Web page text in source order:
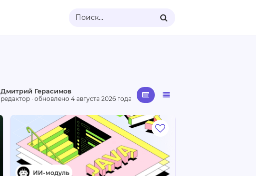
Поиск...
Дмитрий Герасимов
редактор · обновлено 4 августа 2026 года